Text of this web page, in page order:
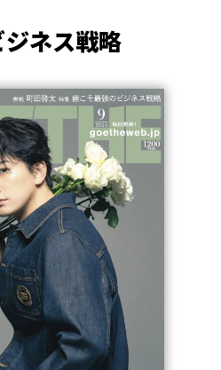
ネス戦略